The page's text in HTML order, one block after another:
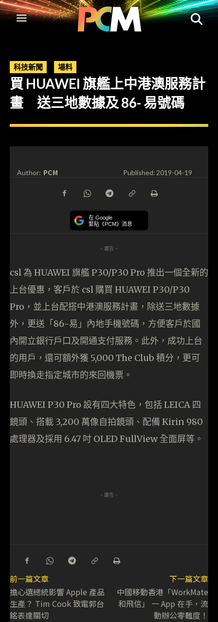
科技新聞 場料
買 HUAWEI 旗艦上中港澳服務計
畫 送三地數據及 86- 易號碼
Author: PCM Published:2019-04-19
在 Google
緊貼《PCM》消息
- 廣告 -
csl 為 HUAWEI 旗艦 P30/P30 Pro 推出一個全新的
上台優惠，客戶於 csl 購買 HUAWEI P30/P30
Pro，並上台配搭中港澳服務計畫，除送三地數據
外，更送「86-易」內地手機號碼，方便客戶於國
內開立銀行戶口及開通支付服務。此外，成功上台
的用戶，還可額外獲 5,000 The Club 積分，更可
即時換走指定城市的來回機票。
HUAWEI P30 Pro 設有四大特色，包括 LEICA 四
鏡頭、搭載 3,200 萬像自拍鏡頭、配備 Kirin 980
處理器及採用 6.47 吋 OLED FullView 全面屏等。
- 廣告 -
前一篇文章
擔心選總統影響 Apple 產品
生產？ Tim Cook 致電郭台
銘表達關切
下一篇文章
中國移動香港「WorkMate
和飛信」 一 App 在手，流
動辦公零難度！